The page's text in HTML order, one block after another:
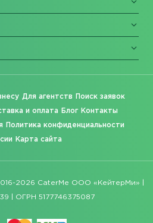
Для агентств Поиск заявок
и оплата Блог Контакты
Политика конфиденциальности
Карта сайта
2026 CaterMe ООО «КейтерМи» |
| ОГРН 5177746375087